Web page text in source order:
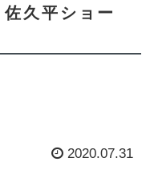
久平ショー
2020.07.31